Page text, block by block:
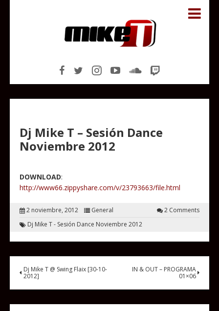
Dj Mike T – Sesión Dance
Noviembre 2012
DOWNLOAD:
http://www66.zippyshare.com/v/23793663/file.html
2 noviembre, 2012 General
2 Comments
Dj Mike T - Sesión Dance Noviembre 2012
Dj Mike T @ Swing Flaix [30-10-
2012]
IN & OUT – PROGRAMA
01×06